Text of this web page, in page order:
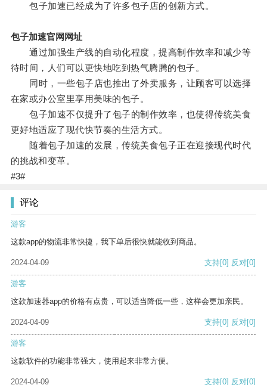
包子加速已经成为了许多包子店的创新方式。
包子加速官网网址
通过加强生产线的自动化程度，提高制作效率和减少等
待时间，人们可以更快地吃到热气腾腾的包子。
同时，一些包子店也推出了外卖服务，让顾客可以选择
在家或办公室里享用美味的包子。
包子加速不仅提升了包子的制作效率，也使得传统美食
更好地适应了现代快节奏的生活方式。
随着包子加速的发展，传统美食包子正在迎接现代时代
的挑战和变革。
#3#
评论
游客
这款app的物流非常快捷，我下单后很快就能收到商品。
2024-04-09 支持[0] 反对[0]
游客
这款加速器app的价格有点贵，可以适当降低一些，这样会更加亲民。
2024-04-09 支持[0] 反对[0]
游客
这款软件的功能非常强大，使用起来非常方便。
2024-04-09 支持[0] 反对[0]